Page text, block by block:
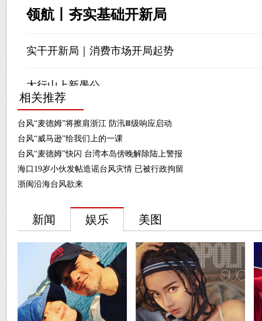
相关推荐
台风“麦德姆”将擦肩浙江 防汛Ⅲ级响应启动
台风“威马逊”给我们上的一课
台风“麦德姆”快闪 台湾本岛傍晚解除陆上警报
海口19岁小伙发帖造谣台风灾情 已被行政拘留
浙闽沿海台风欲来